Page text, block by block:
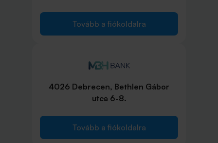
Tovább a fiókoldalra
4026 Debrecen, Bethlen Gábor
utca 6-8.
Tovább a fiókoldalra